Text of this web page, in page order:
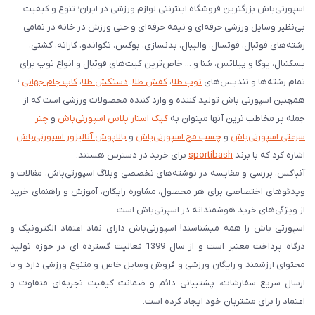
اسپورتی‌باش بزرگترین فروشگاه اینترنتی لوازم ورزشی در ایران؛ تنوع و کیفیت
بی‌نظیر وسایل ورزشی حرفه‌ای و نیمه حرفه‌ای و حتی ورزش در خانه در تمامی
رشته‌های فوتبال، فوتسال، والیبال، بدنسازی، بوکس، تکواندو، کاراته، کشتی،
بسکتبال، یوگا و پیلاتس، شنا و ... خاص‌ترین کیت‌های فوتبال و انواع توپ برای
تمام رشته‌ها و تندیس‌های توپ طلا، کفش طلا، دستکش طلا، کاپ جام جهانی ؛
همچنین اسپورتی باش تولید کننده و وارد کننده محصولات ورزشی است که از
جمله پر مخاطب ترین آنها میتوان به کیک استار پلاس اسپورتی‌باش و چتر
سرعتی اسپورتی‌باش و چسب مچ اسپورتی‌باش و بالاپوش آنالیزور اسپورتی‌باش
اشاره کرد که با برند sportibash برای خرید در دسترس هستند.
آنباکس، بررسی‌ و مقایسه در نوشته‌های تخصصی وبلاگ اسپورتی‌باش، مقالات و
ویدئوهای اختصاصی برای هر محصول، مشاوره رایگان، آموزش و راهنمای خرید
از ویژگی‌های خرید هوشمندانه در اسپرتی‌باش است.
اسپورتی‌ باش را همه میشناسند! اسپورتی‌باش دارای نماد اعتماد الکترونیک و
درگاه پرداخت معتبر است و از سال 1399 فعالیت گسترده ای در حوزه تولید
محتوای ارزشمند و رایگان ورزشی و فروش وسایل خاص و متنوع ورزشی دارد و با
ارسال سریع سفارشات، پشتیبانی دائم و ضمانت کیفیت تجربه‌ای متفاوت و
اعتماد را برای مشتریان خود ایجاد کرده است.